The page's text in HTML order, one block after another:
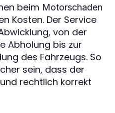
beim Motorschaden
Kosten. Der Service
von der
Abholung bis zur
des Fahrzeugs. So
sein, dass der
rechtlich korrekt